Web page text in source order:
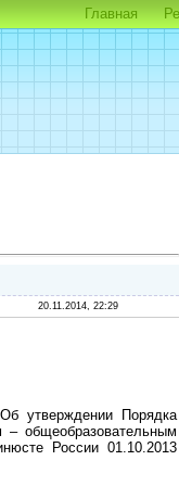
Главная
20.11.2014, 22:29
утверждении Порядка
– общеобразовательным
России 01.10.2013